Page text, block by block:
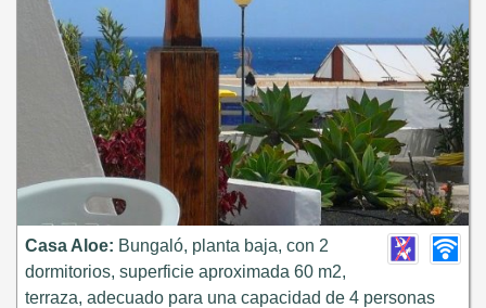
Casa Aloe: Bungaló, planta baja, con 2
dormitorios, superficie aproximada 60 m2,
terraza, adecuado para una capacidad de 4 personas